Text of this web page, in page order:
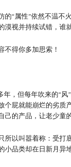
的“属性”依然不温不
视并持续试错，谁
不得你多加思索！
年，但每年吹来的“
个屁就能崩烂的劣
的产品，让老少童
所以叫嚣着称：受打
小品类却在日新月异